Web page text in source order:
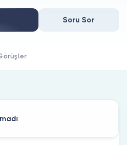
Soru Sor